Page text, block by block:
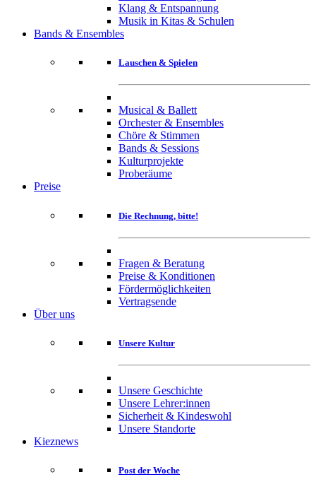
Klang & Entspannung
Musik in Kitas & Schulen
Bands & Ensembles
Lauschen & Spielen
Musical & Ballett
Orchester & Ensembles
Chöre & Stimmen
Bands & Sessions
Kulturprojekte
Proberäume
Preise
Die Rechnung, bitte!
Fragen & Beratung
Preise & Konditionen
Fördermöglichkeiten
Vertragsende
Über uns
Unsere Kultur
Unsere Geschichte
Unsere Lehrer:innen
Sicherheit & Kindeswohl
Unsere Standorte
Kieznews
Post der Woche